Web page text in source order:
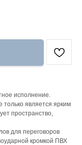
исполнение.
является ярким
пространство,
для переговоров
кромкой ПВХ